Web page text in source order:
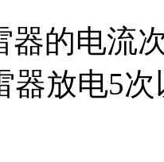
器的电流
器放电5